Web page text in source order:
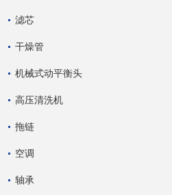
滤芯
干燥管
机械式动平衡头
高压清洗机
拖链
空调
轴承